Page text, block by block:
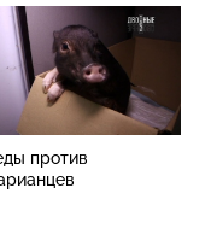
против